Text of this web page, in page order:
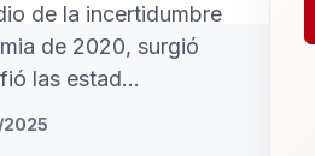
de la incertidumbre
de 2020, surgió
las estad...